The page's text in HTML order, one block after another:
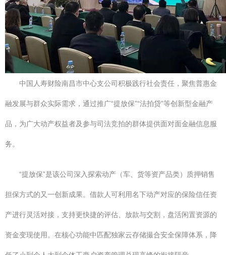
中国人寿财险南昌市中心支公司积极践行社会责任，聚焦普惠金
融发展与群众实际需求，通过推广“提放保”“法拍贷”等创新型金融产
品，为广大动产权益者及参与司法竞拍的群体提供面对面金融信息服
务。
“提放保”是该公司深入探索动产（车、货等资产品类）质押销售
担保方式的又一创新成果。借款人可利用名下动产对应的保险信任资
产进行灵活对接，支持更快捷的评估、放款与交割，盘活闲置资源的
资金变现使用。在核心功能中匹配独家云存储撮合安全保障体系，降